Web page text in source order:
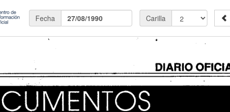
Fecha 27/08/1990 Carilla